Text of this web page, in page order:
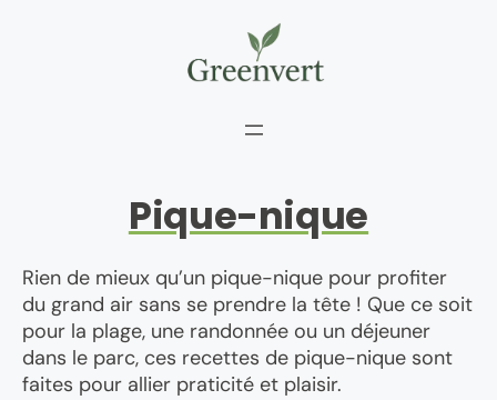
Pique-nique
Rien de mieux qu’un pique-nique pour profiter
du grand air sans se prendre la tête ! Que ce soit
pour la plage, une randonnée ou un déjeuner
dans le parc, ces recettes de pique-nique sont
faites pour allier praticité et plaisir.